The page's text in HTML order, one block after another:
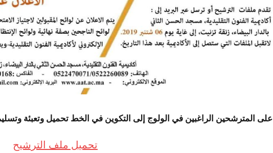
على المترشحين الراغبين في الولوج إلى التكوين في الخط تحميل وتعبئة
تحميل ملف الترشيح